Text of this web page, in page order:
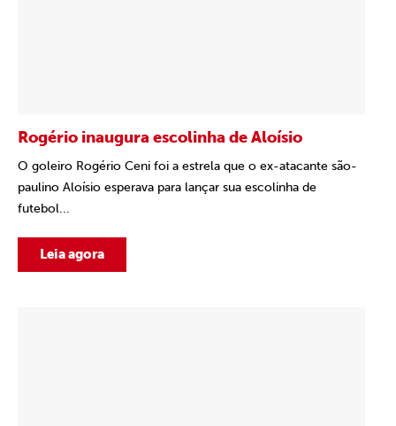
Rogério inaugura escolinha de Aloísio
O goleiro Rogério Ceni foi a estrela que o ex-atacante são-
paulino Aloísio esperava para lançar sua escolinha de
futebol...
Leia agora